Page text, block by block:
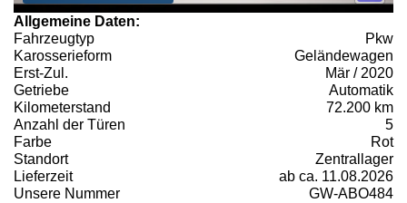
Allgemeine Daten:
Fahrzeugtyp
Pkw
Karosserieform
Geländewagen
Erst-Zul.
Mär / 2020
Getriebe
Automatik
Kilometerstand
72.200 km
Anzahl der Türen
5
Farbe
Rot
Standort
Zentrallager
Lieferzeit
ab ca. 11.08.2026
Unsere Nummer
GW-ABO484